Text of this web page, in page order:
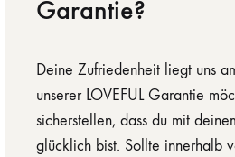
Garantie?
Deine Zufriedenheit liegt uns
unserer LOVEFUL Garantie
sicherstellen, dass du mit
glücklich bist. Sollte innerhalb